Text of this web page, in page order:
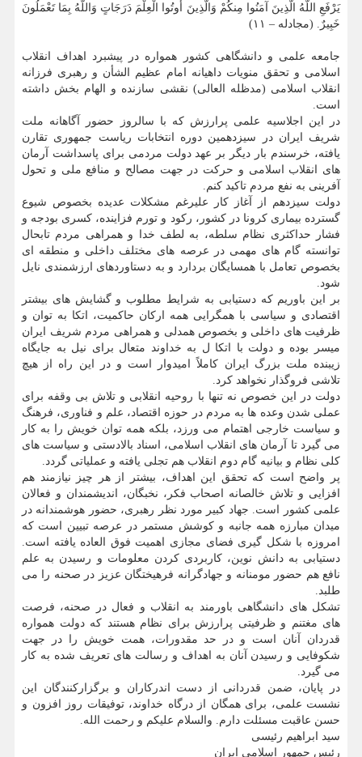
یَرْفَعِ اللَّهُ الَّذِینَ آمَنُوا مِنکُمْ وَالَّذِینَ أُوتُوا الْعِلْمَ دَرَجَاتٍ وَاللَّهُ بِمَا تَعْمَلُونَ
خَبِیرٌ. (مجادله – ۱۱)
جامعه علمی و دانشگاهی کشور همواره در پیشبرد اهداف انقلاب
اسلامی و تحقق منویات داهیانه امام عظیم الشأن و رهبری فرزانه
انقلاب اسلامی (مدظله العالی) نقشی سازنده و الهام بخش داشته
است.
در این اجلاسیه علمی پرارزش که با سالروز حضور آگاهانه ملت
شریف ایران در سیزدهمین دوره انتخابات ریاست جمهوری تقارن
یافته، خرسندم بار دیگر بر عهد دولت مردمی برای پاسداشت آرمان
های انقلاب اسلامی و حرکت در جهت مصالح و منافع ملی و تحول
آفرینی به نفع مردم تاکید کنم.
دولت سیزدهم از آغاز کار علیرغم مشکلات عدیده بخصوص شیوع
گسترده بیماری کرونا در کشور، رکود و تورم فزاینده، کسری بودجه و
فشار حداکثری نظام سلطه، به لطف خدا و همراهی مردم تابحال
توانسته گام های مهمی در عرصه های مختلف داخلی و منطقه ای
بخصوص تعامل با همسایگان بردارد و به دستاوردهای ارزشمندی نایل
شود.
بر این باوریم که دستیابی به شرایط مطلوب و گشایش های بیشتر
اقتصادی و سیاسی با همگرایی همه ارکان حاکمیت، اتکا به توان و
ظرفیت های داخلی و بخصوص همدلی و همراهی مردم شریف ایران
میسر بوده و دولت با اتکا ل به خداوند متعال برای نیل به جایگاه
زیبنده ملت بزرگ ایران کاملاً امیدوار است و در این راه از هیچ
تلاشی فروگذار نخواهد کرد.
دولت در این خصوص نه تنها با روحیه انقلابی و تلاش بی وقفه برای
عملی شدن وعده ها به مردم در حوزه اقتصاد، علم و فناوری، فرهنگ
و سیاست خارجی اهتمام می ورزد، بلکه همه توان خویش را به کار
می گیرد تا آرمان های انقلاب اسلامی، اسناد بالادستی و سیاست های
کلی نظام و بیانیه گام دوم انقلاب هم تجلی یافته و عملیاتی گردد.
پر واضح است که تحقق این اهداف، بیشتر از هر چیز نیازمند هم
افزایی و تلاش خالصانه اصحاب فکر، نخبگان، اندیشمندان و فعالان
علمی کشور است. جهاد کبیر مورد نظر رهبری، حضور هوشمندانه در
میدان مبارزه همه جانبه و کوشش مستمر در عرصه تبیین است که
امروزه با شکل گیری فضای مجازی اهمیت فوق العاده یافته است.
دستیابی به دانش نوین، کاربردی کردن معلومات و رسیدن به علم
نافع هم حضور مومنانه و جهادگرانه فرهیختگان عزیز در صحنه را می
طلبد.
تشکل های دانشگاهی باورمند به انقلاب و فعال در صحنه، فرصت
های مغتنم و ظرفیتی پرارزش برای نظام هستند که دولت همواره
قدردان آنان است و در حد مقدورات، همت خویش را در جهت
شکوفایی و رسیدن آنان به اهداف و رسالت های تعریف شده به کار
می گیرد.
در پایان، ضمن قدردانی از دست اندرکاران و برگزارکنندگان این
نشست علمی، برای همگان از درگاه خداوند، توفیقات روز افزون و
حسن عاقبت مسئلت دارم. والسلام علیکم و رحمت الله.
سید ابراهیم رئیسی
رئیس جمهور اسلامی ایران